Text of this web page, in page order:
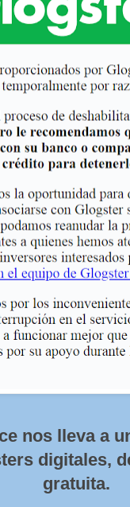
nos lleva a
digitales,
gratuita.